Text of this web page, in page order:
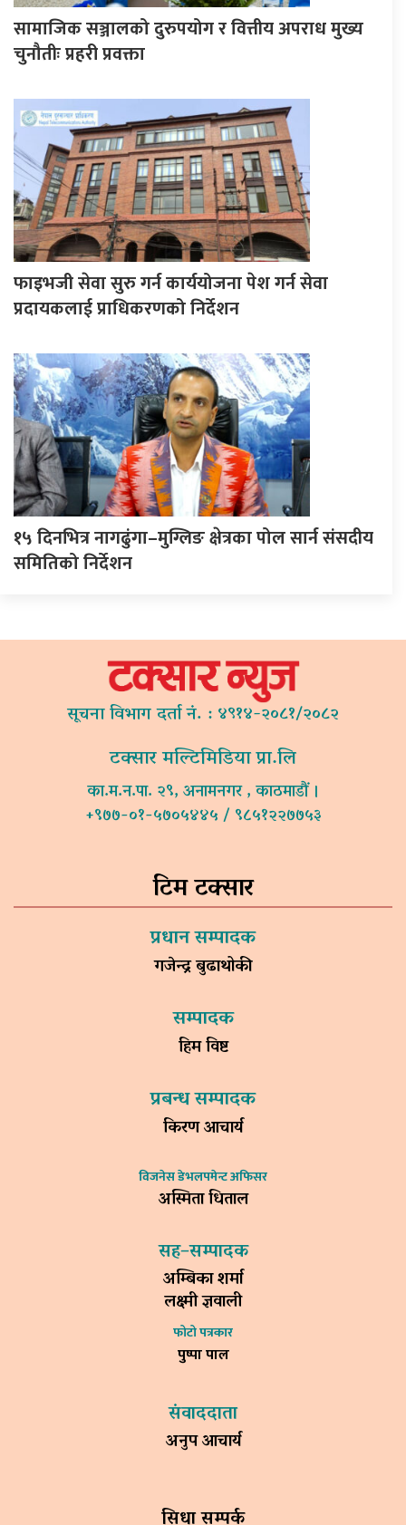
सामाजिक सञ्जालको दुरुपयोग र वित्तीय अपराध मुख्य
चुनौतीः प्रहरी प्रवक्ता
फाइभजी सेवा सुरु गर्न कार्ययोजना पेश गर्न सेवा
प्रदायकलाई प्राधिकरणको निर्देशन
१५ दिनभित्र नागढुंगा–मुग्लिङ क्षेत्रका पोल सार्न संसदीय
समितिको निर्देशन
सूचना विभाग दर्ता नं. : ४९१४-२०८१/२०८२
टक्सार मल्टिमिडिया प्रा.लि
का.म.न.पा. २९, अनामनगर , काठमाडौं ।
+९७७-०१-५७०५४४५ / ९८५१२२७७५३
टिम टक्सार
प्रधान सम्पादक
गजेन्द्र बुढाथोकी
सम्पादक
हिम विष्ट
प्रबन्ध सम्पादक
किरण आचार्य
विजनेस डेभलपमेन्ट अफिसर
अस्मिता धिताल
सह–सम्पादक
अम्बिका शर्मा
लक्ष्मी ज्ञवाली
फोटो पत्रकार
पुष्पा पाल
संवाददाता
अनुप आचार्य